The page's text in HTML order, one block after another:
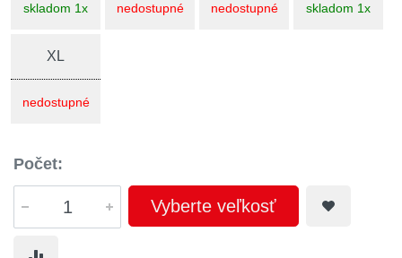
skladom 1x nedostupné nedostupné skladom 1x
XL
nedostupné
Počet:
Vyberte veľkosť